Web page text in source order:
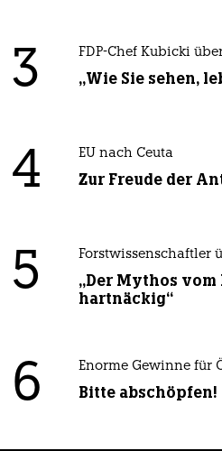
3 FDP-Chef Kubicki
„Wie Sie sehen,
4 EU nach Ceuta
Zur Freude der
5 Forstwissenschaftler
„Der Mythos
hartnäckig“
6 Enorme Gewinne für
Bitte abschöpfen!